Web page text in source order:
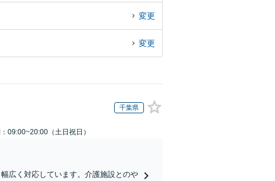
変更
変更
千葉県
09:00~20:00（土日祝日）
広く対応しています。介護施設とのや